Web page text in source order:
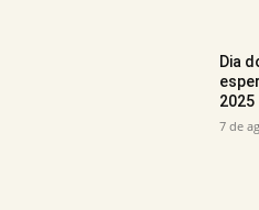
Dia
2025
7 de